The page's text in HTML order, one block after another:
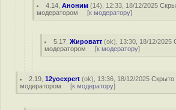
4.14 ,Аноним (14), 12:33, 18/12/2025
модератором [к модератору]
5.17 ,Жироватт (ok), 13:30, 18/12/2025
модератором [к модератору]
2.19 ,12yoexpert (ok), 13:36, 18/12/2025Скрыто
модератором [к модератору]